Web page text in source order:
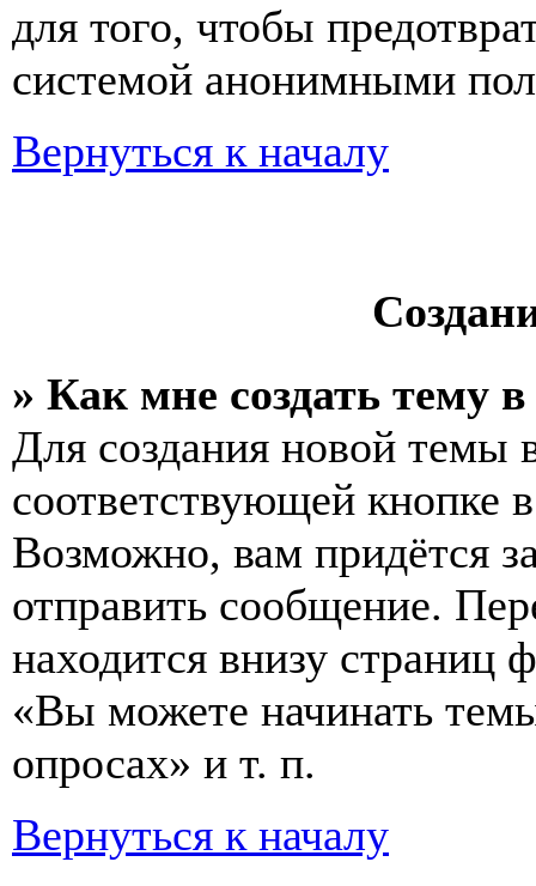
для того, чтобы
системой анонимными
Вернуться к началу
» Как мне создать тему
Для создания новой темы
соответствующей кнопке
Возможно, вам придётся
отправить сообщение.
находится внизу
«Вы можете начинать
опросах» и т. п.
Вернуться к началу